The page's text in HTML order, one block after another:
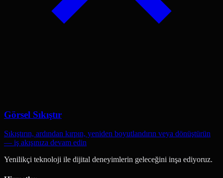
Görsel Sıkıştır
Sıkıştırın, ardından kırpın, yeniden boyutlandırın veya dönüştürün
— iş akışınıza devam edin
Yenilikçi teknoloji ile dijital deneyimlerin geleceğini inşa ediyoruz.